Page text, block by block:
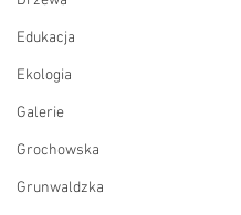
Edukacja
Ekologia
Galerie
Grochowska
Grunwaldzka